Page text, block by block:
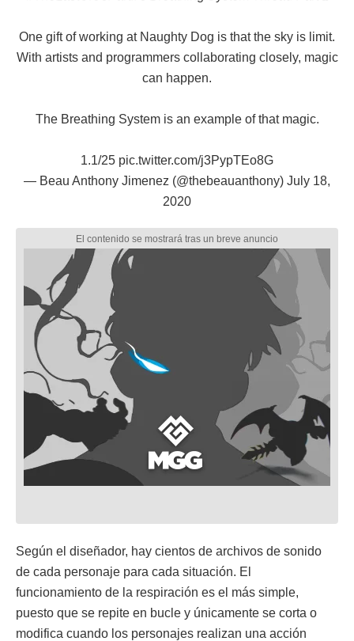
One gift of working at Naughty Dog is that the sky is limit.
With artists and programmers collaborating closely, magic
can happen.
The Breathing System is an example of that magic.
1.1/25 pic.twitter.com/j3PypTEo8G
— Beau Anthony Jimenez (@thebeauanthony) July 18,
2020
Según el diseñador, hay cientos de archivos de sonido
de cada personaje para cada situación. El
funcionamiento de la respiración es el más simple,
puesto que se repite en bucle y únicamente se corta o
modifica cuando los personajes realizan una acción